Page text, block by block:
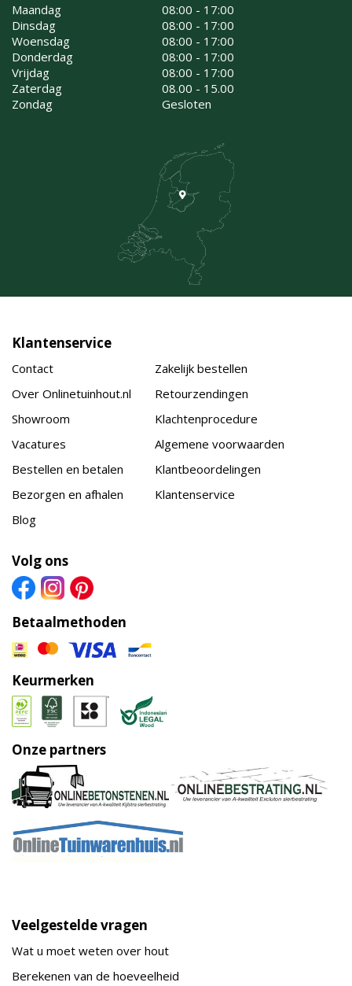
Maandag
08:00 - 17:00
Dinsdag
08:00 - 17:00
Woensdag
08:00 - 17:00
Donderdag
08:00 - 17:00
Vrijdag
08:00 - 17:00
Zaterdag
08.00 - 15.00
Zondag
Gesloten
Klantenservice
Contact
Over Onlinetuinhout.nl
Showroom
Vacatures
Bestellen en betalen
Bezorgen en afhalen
Blog
Zakelijk bestellen
Retourzendingen
Klachtenprocedure
Algemene voorwaarden
Klantbeoordelingen
Klantenservice
Volg ons
Betaalmethoden
Keurmerken
Onze partners
Veelgestelde vragen
Wat u moet weten over hout
Berekenen van de hoeveelheid